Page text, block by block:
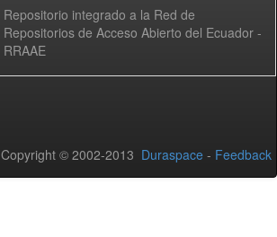
Repositorio integrado a la Red de
Repositorios de Acceso Abierto del Ecuador -
RRAAE
Copyright © 2002-2013 Duraspace - Feedback